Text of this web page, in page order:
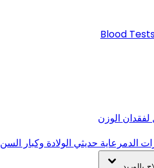
Blood
الوزن
الدمرعاية حديثي الولادة وكبار السن